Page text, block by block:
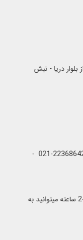
دریا - نبش
021-22065033 - 021-22368641 - 021-22368642 -
در صورت ایراد یا اشغال خطوط به صورت 24 ساعته میتوانید به